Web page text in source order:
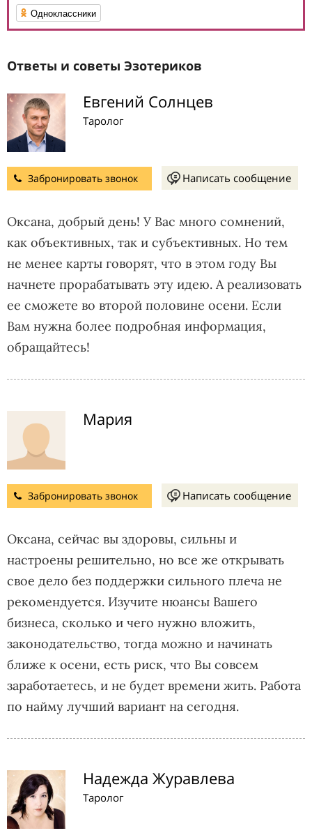
Одноклассники
Ответы и советы Эзотериков
Евгений Солнцев
Таролог
Забронировать звонок Написать сообщение
Оксана, добрый день! У Вас много сомнений,
как объективных, так и субъективных. Но тем
не менее карты говорят, что в этом году Вы
начнете прорабатывать эту идею. А реализовать
ее сможете во второй половине осени. Если
Вам нужна более подробная информация,
обращайтесь!
Мария
Забронировать звонок Написать сообщение
Оксана, сейчас вы здоровы, сильны и
настроены решительно, но все же открывать
свое дело без поддержки сильного плеча не
рекомендуется. Изучите нюансы Вашего
бизнеса, сколько и чего нужно вложить,
законодательство, тогда можно и начинать
ближе к осени, есть риск, что Вы совсем
заработаетесь, и не будет времени жить. Работа
по найму лучший вариант на сегодня.
Надежда Журавлева
Таролог